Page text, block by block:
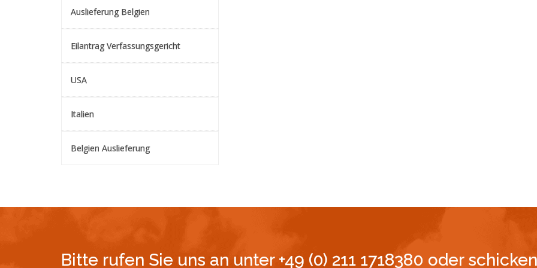
Auslieferung Belgien
Eilantrag Verfassungsgericht
USA
Italien
Belgien Auslieferung
Bitte rufen Sie uns an unter +49 (0) 211 1718380 oder schicken